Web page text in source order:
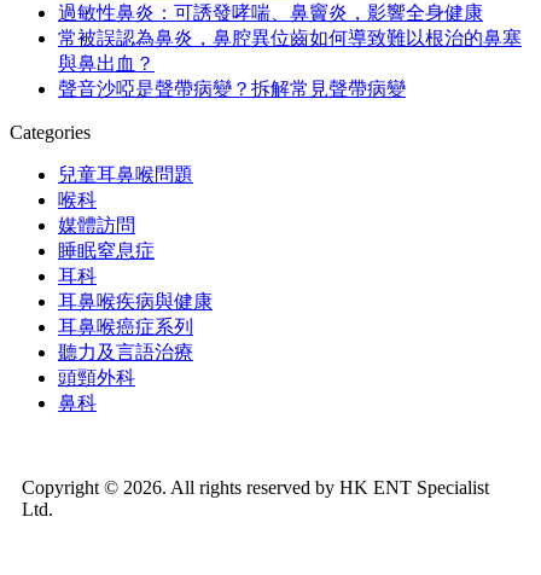
過敏性鼻炎：可誘發哮喘、鼻竇炎，影響全身健康
常被誤認為鼻炎，鼻腔異位齒如何導致難以根治的鼻塞
與鼻出血？
聲音沙啞是聲帶病變？拆解常見聲帶病變
Categories
兒童耳鼻喉問題
喉科
媒體訪問
睡眠窒息症
耳科
耳鼻喉疾病與健康
耳鼻喉癌症系列
聽力及言語治療
頭頸外科
鼻科
Copyright © 2026. All rights reserved by HK ENT Specialist
Ltd.